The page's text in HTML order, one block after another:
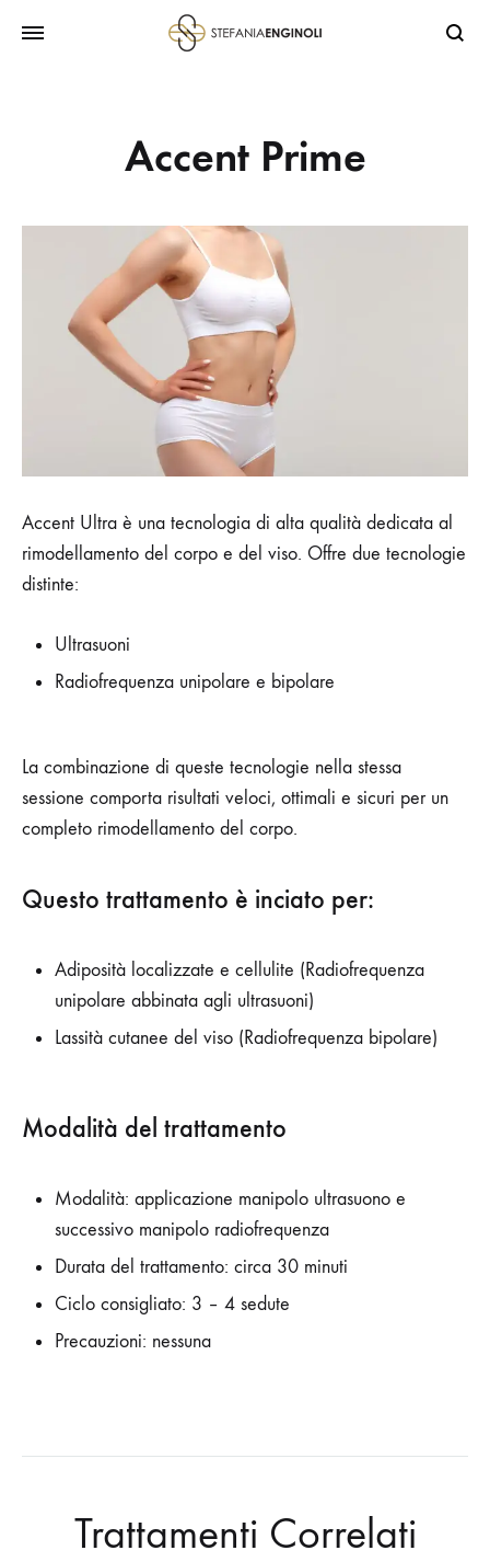
Accent Prime
Accent Ultra è una tecnologia di alta qualità dedicata al
rimodellamento del corpo e del viso. Offre due tecnologie
distinte:
Ultrasuoni
Radiofrequenza unipolare e bipolare
La combinazione di queste tecnologie nella stessa
sessione comporta risultati veloci, ottimali e sicuri per un
completo rimodellamento del corpo.
Questo trattamento è inciato per:
Adiposità localizzate e cellulite (Radiofrequenza
unipolare abbinata agli ultrasuoni)
Lassità cutanee del viso (Radiofrequenza bipolare)
Modalità del trattamento
Modalità: applicazione manipolo ultrasuono e
successivo manipolo radiofrequenza
Durata del trattamento: circa 30 minuti
Ciclo consigliato: 3 – 4 sedute
Precauzioni: nessuna
Trattamenti Correlati